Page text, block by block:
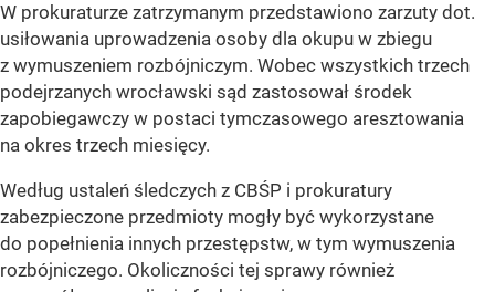
W prokuraturze zatrzymanym przedstawiono zarzuty dot.
usiłowania uprowadzenia osoby dla okupu w zbiegu
z wymuszeniem rozbójniczym. Wobec wszystkich trzech
podejrzanych wrocławski sąd zastosował środek
zapobiegawczy w postaci tymczasowego aresztowania
na okres trzech miesięcy.
Według ustaleń śledczych z CBŚP i prokuratury
zabezpieczone przedmioty mogły być wykorzystane
do popełnienia innych przestępstw, w tym wymuszenia
rozbójniczego. Okoliczności tej sprawy również